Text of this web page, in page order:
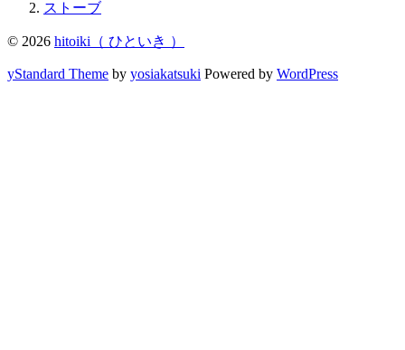
ストーブ
© 2026 hitoiki（ ひといき ）
yStandard Theme by yosiakatsuki Powered by WordPress